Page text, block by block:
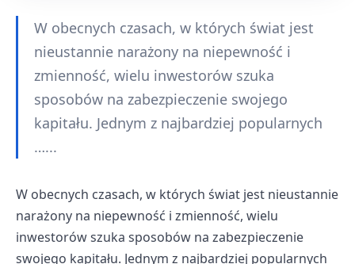
W obecnych czasach, w których świat jest
nieustannie narażony na niepewność i
zmienność, wielu inwestorów szuka
sposobów na zabezpieczenie swojego
kapitału. Jednym z najbardziej popularnych
…...
W obecnych czasach, w których świat jest nieustannie
narażony na niepewność i zmienność, wielu
inwestorów szuka sposobów na zabezpieczenie
swojego kapitału. Jednym z najbardziej popularnych